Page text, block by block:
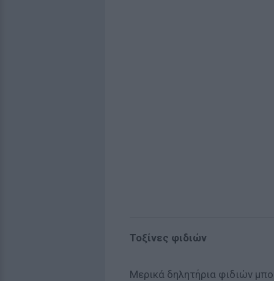
Τοξίνες φιδιών
Μερικά δηλητήρια φιδιών